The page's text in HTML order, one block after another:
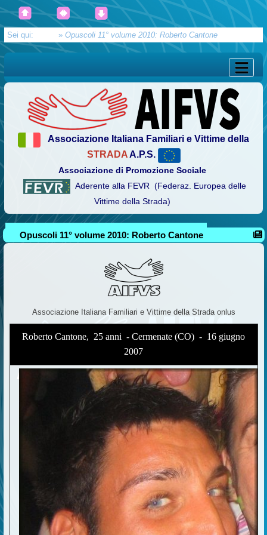
Sei qui: » Opuscoli 11° volume 2010: Roberto Cantone
Associazione Italiana Familiari e Vittime della
STRADAA.P.S.
Associazione di Promozione Sociale
Aderente alla FEVR (Federaz. Europea delle
Vittime della Strada)
Opuscoli 11° volume 2010: Roberto Cantone
Associazione Italiana Familiari e Vittime della Strada onlus
Roberto Cantone, 25 anni - Cermenate (CO) - 16 giugno
2007